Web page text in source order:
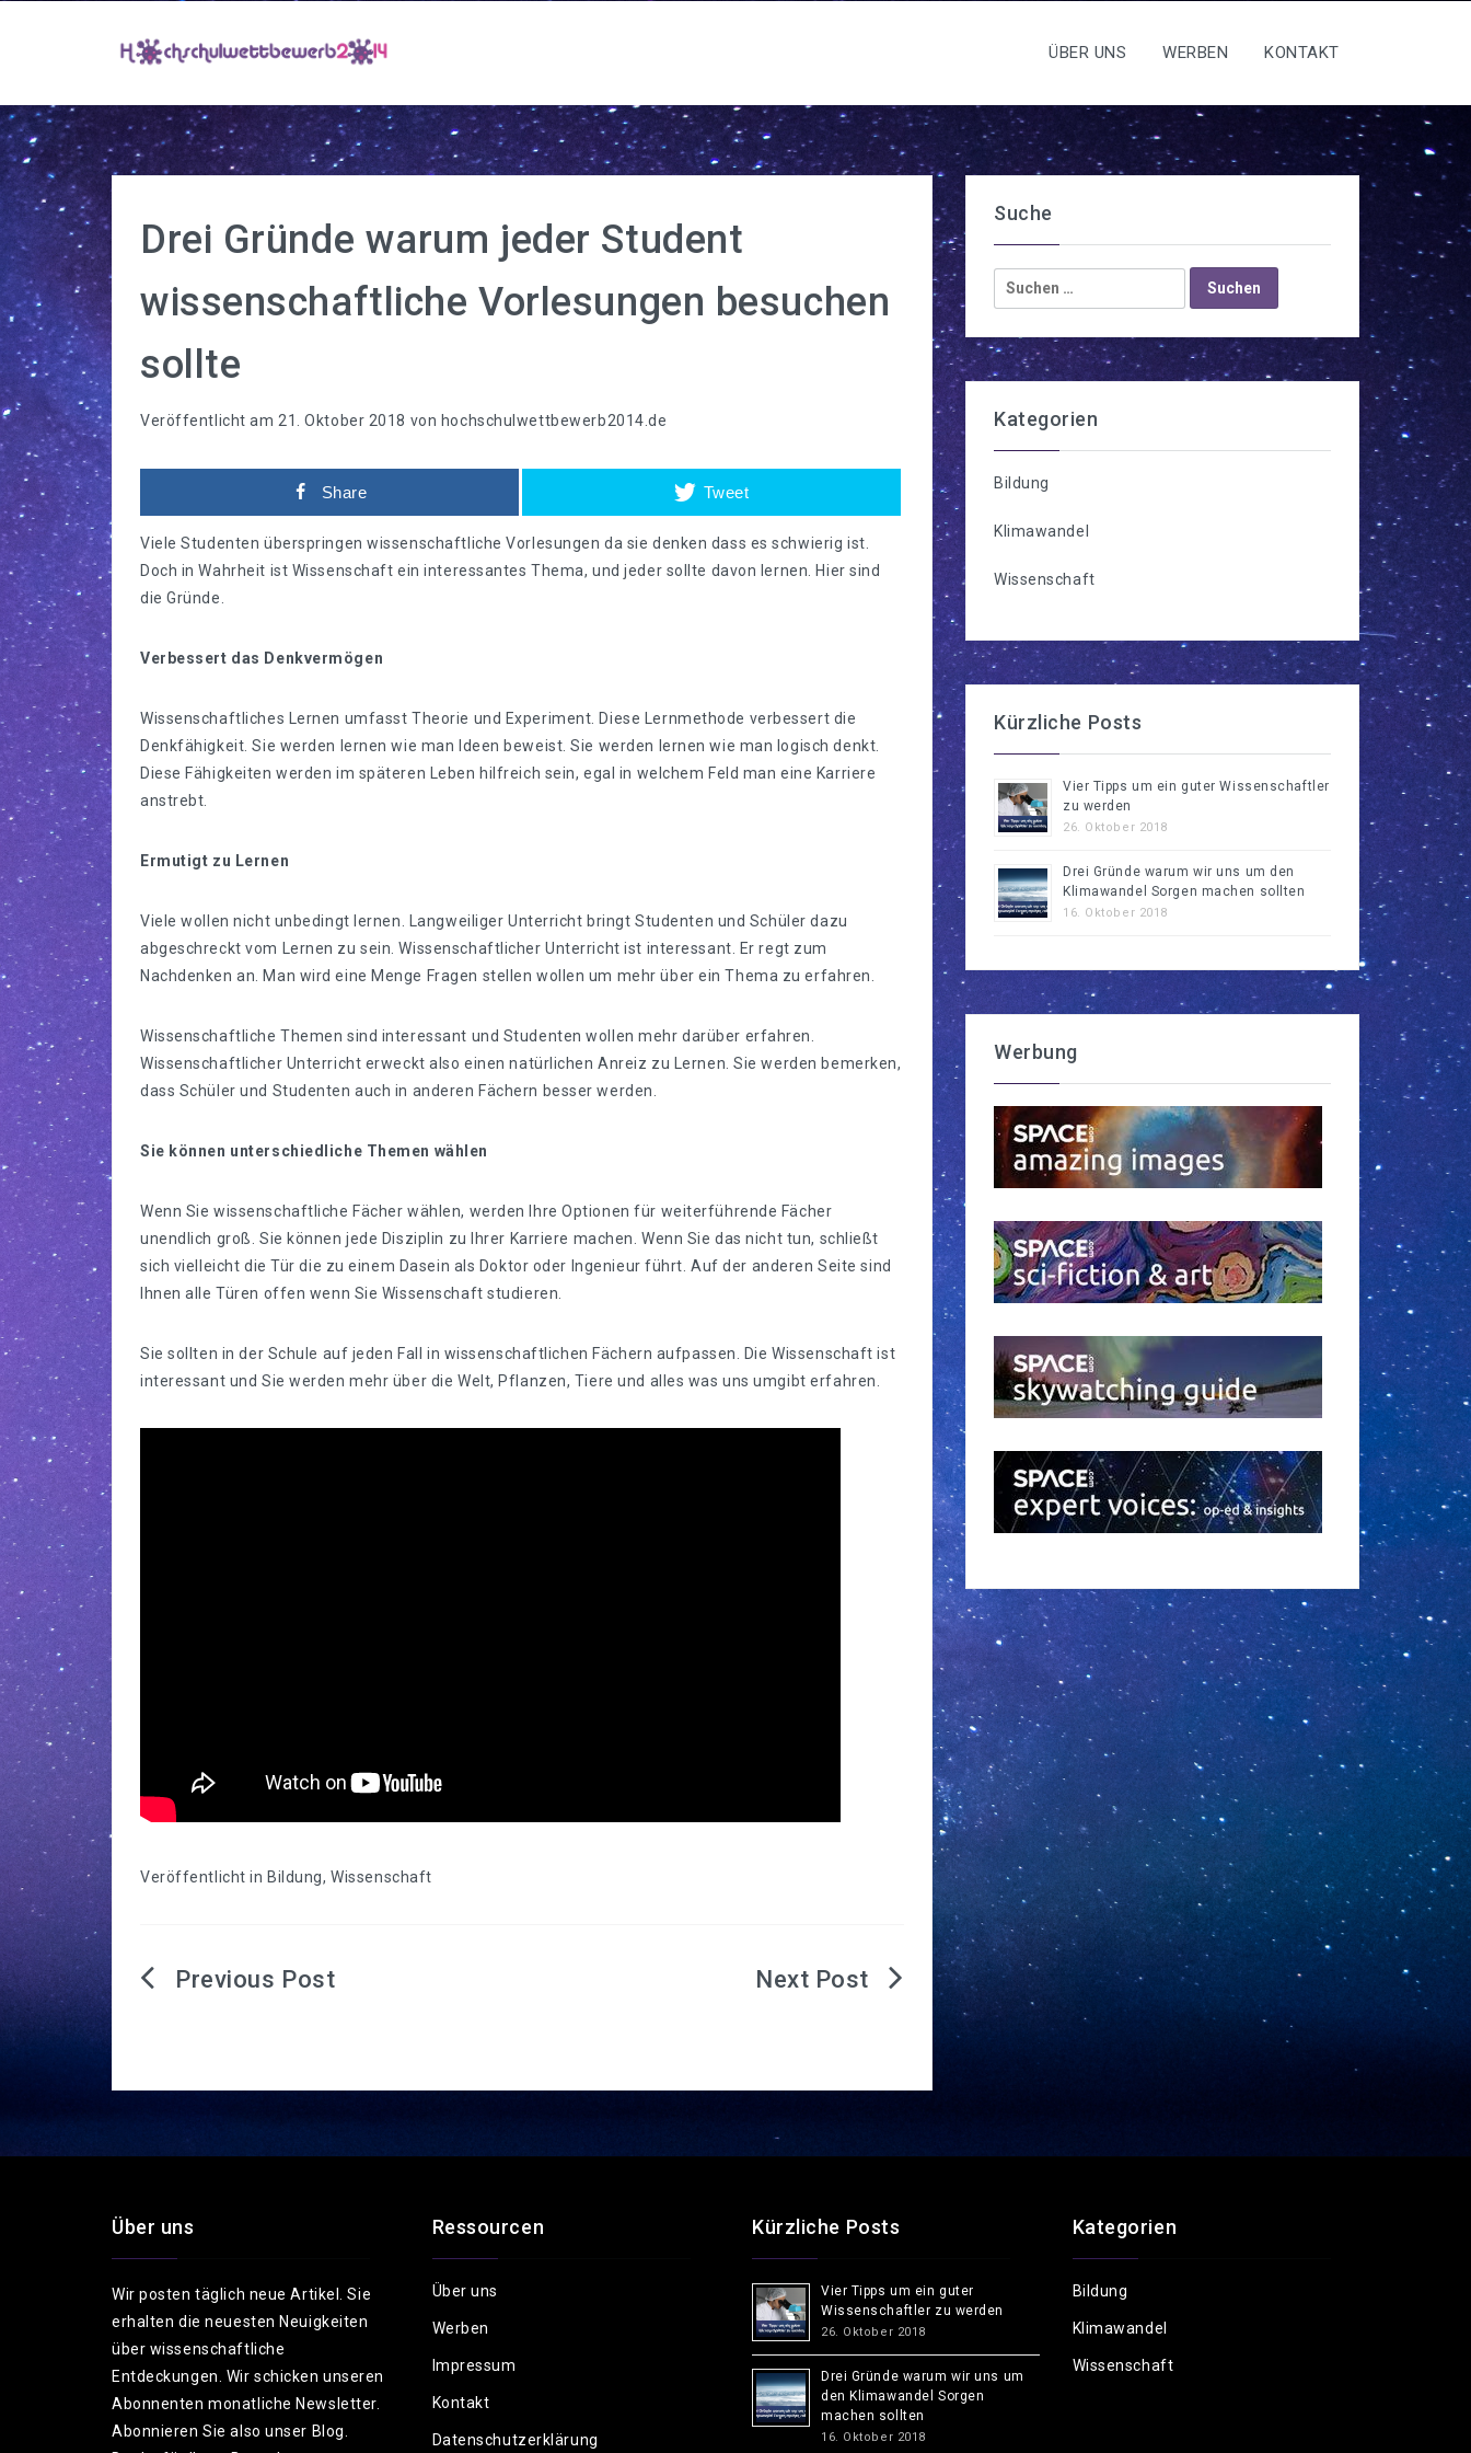
ÜBER UNS WERBEN KONTAKT
Drei Gründe warum jeder Student
wissenschaftliche Vorlesungen besuchen
sollte
Veröffentlicht am 21. Oktober 2018 von hochschulwettbewerb2014.de
Share Tweet
Viele Studenten überspringen wissenschaftliche Vorlesungen da sie denken dass es schwierig ist.
Doch in Wahrheit ist Wissenschaft ein interessantes Thema, und jeder sollte davon lernen. Hier sind
die Gründe.
Verbessert das Denkvermögen
Wissenschaftliches Lernen umfasst Theorie und Experiment. Diese Lernmethode verbessert die
Denkfähigkeit. Sie werden lernen wie man Ideen beweist. Sie werden lernen wie man logisch denkt.
Diese Fähigkeiten werden im späteren Leben hilfreich sein, egal in welchem Feld man eine Karriere
anstrebt.
Ermutigt zu Lernen
Viele wollen nicht unbedingt lernen. Langweiliger Unterricht bringt Studenten und Schüler dazu
abgeschreckt vom Lernen zu sein. Wissenschaftlicher Unterricht ist interessant. Er regt zum
Nachdenken an. Man wird eine Menge Fragen stellen wollen um mehr über ein Thema zu erfahren.
Wissenschaftliche Themen sind interessant und Studenten wollen mehr darüber erfahren.
Wissenschaftlicher Unterricht erweckt also einen natürlichen Anreiz zu Lernen. Sie werden bemerken,
dass Schüler und Studenten auch in anderen Fächern besser werden.
Sie können unterschiedliche Themen wählen
Wenn Sie wissenschaftliche Fächer wählen, werden Ihre Optionen für weiterführende Fächer
unendlich groß. Sie können jede Disziplin zu Ihrer Karriere machen. Wenn Sie das nicht tun, schließt
sich vielleicht die Tür die zu einem Dasein als Doktor oder Ingenieur führt. Auf der anderen Seite sind
Ihnen alle Türen offen wenn Sie Wissenschaft studieren.
Sie sollten in der Schule auf jeden Fall in wissenschaftlichen Fächern aufpassen. Die Wissenschaft ist
interessant und Sie werden mehr über die Welt, Pflanzen, Tiere und alles was uns umgibt erfahren.
Veröffentlicht in Bildung,Wissenschaft
Beitragsnavigation
Suche
Suchen
nach:
Kategorien
Bildung
Klimawandel
Wissenschaft
Kürzliche Posts
Vier Tipps um ein guter Wissenschaftler
zu werden
26. Oktober 2018
Drei Gründe warum wir uns um den
Klimawandel Sorgen machen sollten
16. Oktober 2018
Werbung
Über uns
Wir posten täglich neue Artikel. Sie
erhalten die neuesten Neuigkeiten
über wissenschaftliche
Entdeckungen. Wir schicken unseren
Abonnenten monatliche Newsletter.
Abonnieren Sie also unser Blog.
Ressourcen
Über uns
Werben
Impressum
Kontakt
Datenschutzerklärung
Kürzliche Posts
Vier Tipps um ein guter
Wissenschaftler zu werden
26. Oktober 2018
Drei Gründe warum wir uns um
den Klimawandel Sorgen
machen sollten
16. Oktober 2018
Kategorien
Bildung
Klimawandel
Wissenschaft